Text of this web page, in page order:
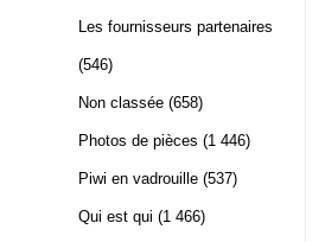
Les fournisseurs partenaires
(546)
Non classée (658)
Photos de pièces (1 446)
Piwi en vadrouille (537)
Qui est qui (1 466)